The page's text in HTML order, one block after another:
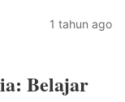
1 tahun ago
Belajar